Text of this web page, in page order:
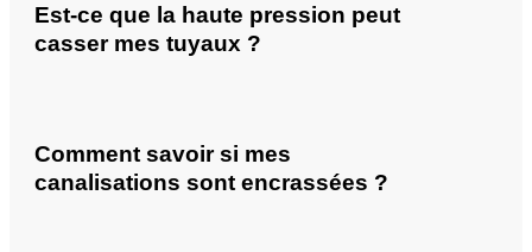
Est-ce que la haute pression peut
casser mes tuyaux ?
Comment savoir si mes
canalisations sont encrassées ?